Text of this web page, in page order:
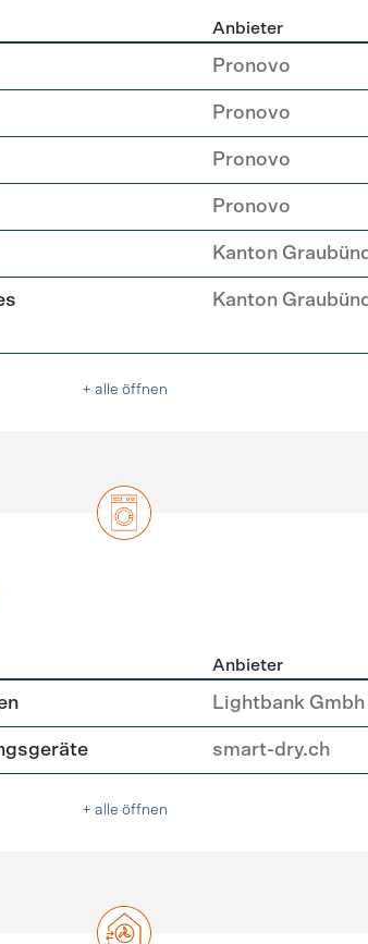
Anbieter
Pronovo
Pronovo
Pronovo
Pronovo
Kanton
Kanton
+ alle öffnen
Anbieter
Lightbank Gmbh
smart-dry.ch
+ alle öffnen